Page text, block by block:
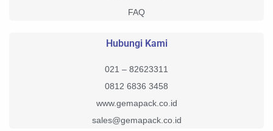
FAQ
Hubungi Kami
021 – 82623311
0812 6836 3458
www.gemapack.co.id
sales@gemapack.co.id